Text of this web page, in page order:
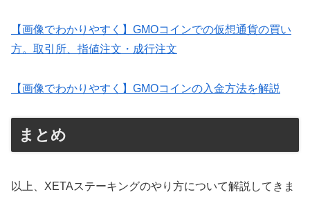
【画像でわかりやすく】GMOコインでの仮想通貨の買い
方。取引所、指値注文・成行注文
【画像でわかりやすく】GMOコインの入金方法を解説
まとめ
以上、XETAステーキングのやり方について解説してきま